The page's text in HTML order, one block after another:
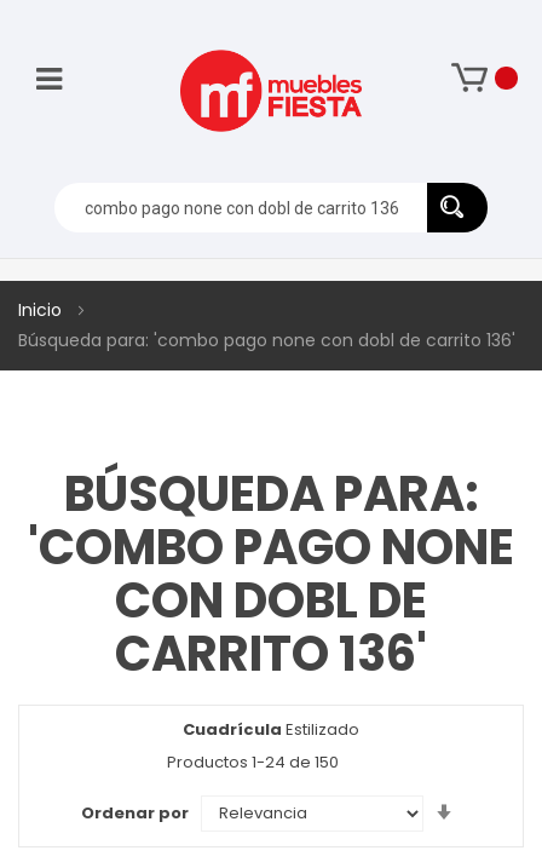
Inicio
Búsqueda para: 'combo pago none con dobl de carrito 136'
BÚSQUEDA PARA:
'COMBO PAGO NONE
CON DOBL DE
CARRITO 136'
Ver
como
Cuadrícula Estilizado
Productos 1-24 de 150
Ordenar por